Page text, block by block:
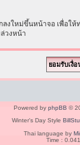
งใหม่ขึ้นหน้าจอ เพื่อ
วงหน้า
Powered byphpBB ©
Winter's Day Style
Thai language by
Time :